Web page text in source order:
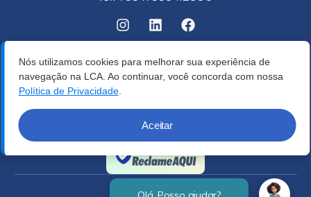
Nós utilizamos cookies para melhorar sua experiência de
navegação na LCA. Ao continuar, você concorda com nossa
Política de Privacidade.
Aceitar